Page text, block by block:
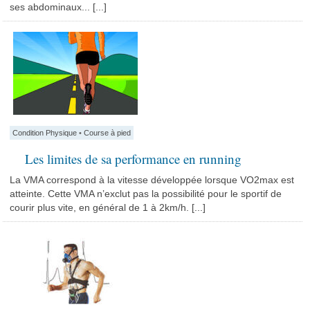
ses abdominaux... [...]
Condition Physique •Course à pied
Les limites de sa performance en running
La VMA correspond à la vitesse développée lorsque VO2max est
atteinte. Cette VMA n’exclut pas la possibilité pour le sportif de
courir plus vite, en général de 1 à 2km/h. [...]